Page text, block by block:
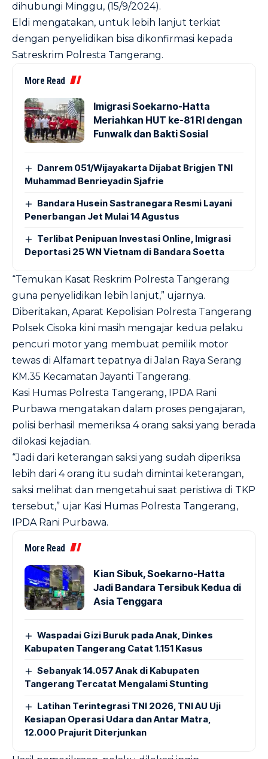
dihubungi Minggu, (15/9/2024).
Eldi mengatakan, untuk lebih lanjut terkiat
dengan penyelidikan bisa dikonfirmasi kepada
Satreskrim Polresta Tangerang.
More Read
Imigrasi Soekarno-Hatta
Meriahkan HUT ke-81 RI dengan
Funwalk dan Bakti Sosial
Danrem 051/Wijayakarta Dijabat Brigjen TNI
Muhammad Benrieyadin Sjafrie
Bandara Husein Sastranegara Resmi Layani
Penerbangan Jet Mulai 14 Agustus
Terlibat Penipuan Investasi Online, Imigrasi
Deportasi 25 WN Vietnam di Bandara Soetta
“Temukan Kasat Reskrim Polresta Tangerang
guna penyelidikan lebih lanjut,” ujarnya.
Diberitakan, Aparat Kepolisian Polresta Tangerang
Polsek Cisoka kini masih mengajar kedua pelaku
pencuri motor yang membuat pemilik motor
tewas di Alfamart tepatnya di Jalan Raya Serang
KM.35 Kecamatan Jayanti Tangerang.
Kasi Humas Polresta Tangerang, IPDA Rani
Purbawa mengatakan dalam proses pengajaran,
polisi berhasil memeriksa 4 orang saksi yang berada
dilokasi kejadian.
“Jadi dari keterangan saksi yang sudah diperiksa
lebih dari 4 orang itu sudah dimintai keterangan,
saksi melihat dan mengetahui saat peristiwa di TKP
tersebut,” ujar Kasi Humas Polresta Tangerang,
IPDA Rani Purbawa.
More Read
Kian Sibuk, Soekarno-Hatta
Jadi Bandara Tersibuk Kedua di
Asia Tenggara
Waspadai Gizi Buruk pada Anak, Dinkes
Kabupaten Tangerang Catat 1.151 Kasus
Sebanyak 14.057 Anak di Kabupaten
Tangerang Tercatat Mengalami Stunting
Latihan Terintegrasi TNI 2026, TNI AU Uji
Kesiapan Operasi Udara dan Antar Matra,
12.000 Prajurit Diterjunkan